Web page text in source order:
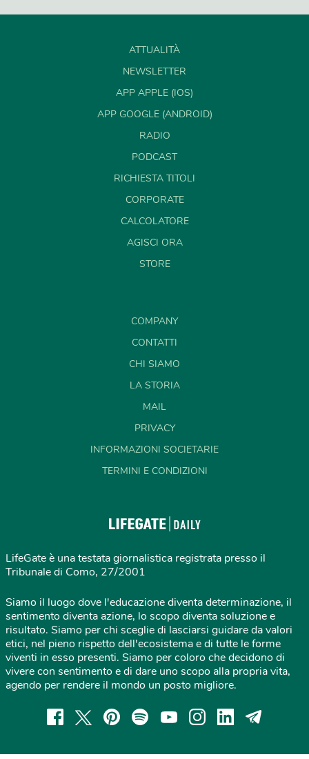
ATTUALITÀ
NEWSLETTER
APP APPLE (IOS)
APP GOOGLE (ANDROID)
RADIO
PODCAST
RICHIESTA TITOLI
CORPORATE
CALCOLATORE
AGISCI ORA
STORE
COMPANY
CONTATTI
CHI SIAMO
LA STORIA
MAIL
PRIVACY
INFORMAZIONI SOCIETARIE
TERMINI E CONDIZIONI
LifeGate è una testata giornalistica registrata presso il
Tribunale di Como, 27/2001
Siamo il luogo dove l'educazione diventa determinazione, il
sentimento diventa azione, lo scopo diventa soluzione e
risultato. Siamo per chi sceglie di lasciarsi guidare da valori
etici, nel pieno rispetto dell'ecosistema e di tutte le forme
viventi in esso presenti. Siamo per coloro che decidono di
vivere con sentimento e di dare uno scopo alla propria vita,
agendo per rendere il mondo un posto migliore.